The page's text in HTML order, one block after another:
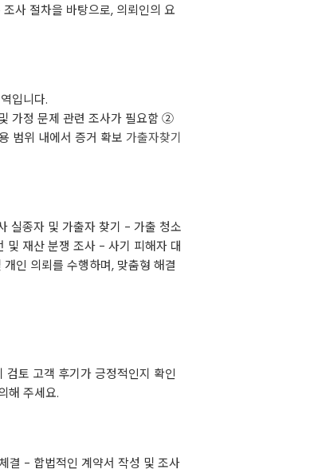
사 절차을 바탕으로, 의뢰인의 요
입니다.
가정 문제 관련 조사가 필요함 ②
범위 내에서 증거 확보 가출자찾기
실종자 및 가출자 찾기 - 가출 청소
및 재산 분쟁 조사 - 사기 피해자 대
인 의뢰를 수행하며, 맞춤형 해결
토 고객 후기가 긍정적인지 확인
해 주세요.
결 - 합법적인 계약서 작성 및 조사